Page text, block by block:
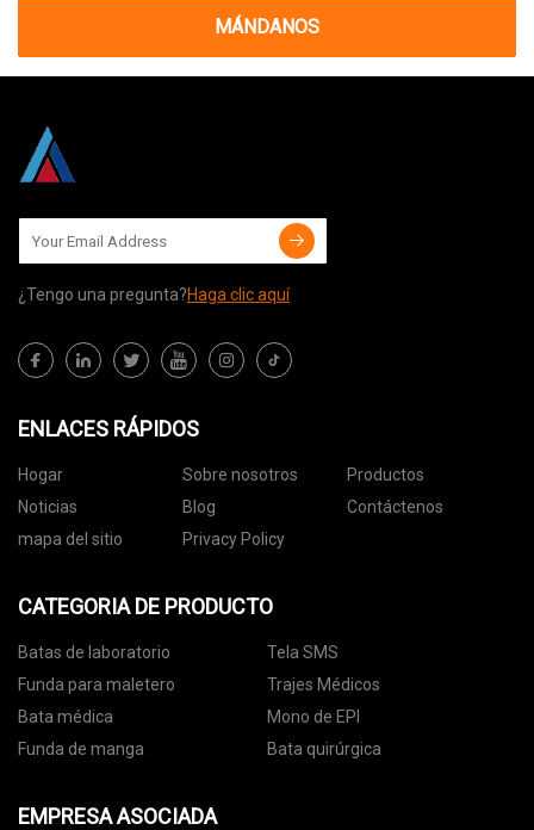
MÁNDANOS
¿Tengo una pregunta?Haga clic aquí
ENLACES RÁPIDOS
Hogar Sobre nosotros
Productos
Noticias
Blog
Contáctenos
mapa del sitio
Privacy Policy
CATEGORIA DE PRODUCTO
Batas de laboratorio
Tela SMS
Funda para maletero
Trajes Médicos
Bata médica
Mono de EPI
Funda de manga
Bata quirúrgica
EMPRESA ASOCIADA